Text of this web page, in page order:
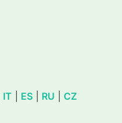
IT ES RU CZ